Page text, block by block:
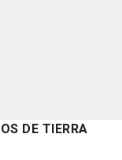
DE TIERRA